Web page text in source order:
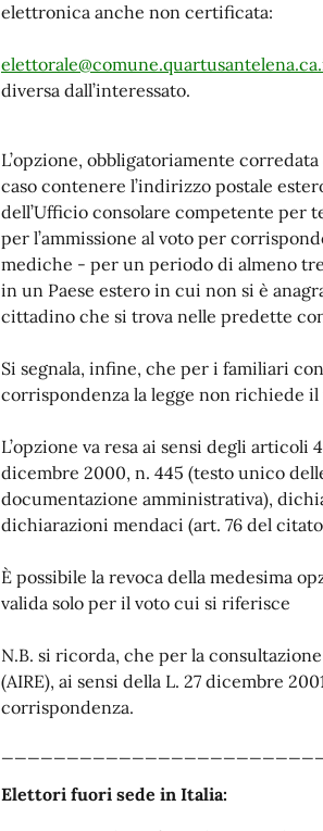
elettronica anche non certificata:
diversa dall’interessato.
L’opzione, obbligatoriamente
caso contenere l’indirizzo postale
dell’Ufficio consolare competente per
per l’ammissione al voto per
mediche - per un periodo di almeno
in un Paese estero in cui non si è
cittadino che si trova nelle predette
Si segnala, infine, che per i familiari
corrispondenza la legge non richiede
L’opzione va resa ai sensi degli
dicembre 2000, n. 445 (testo unico
documentazione amministrativa),
dichiarazioni mendaci (art. 76 del
È possibile la revoca della medesima
valida solo per il voto cui si riferisce
N.B. si ricorda, che per la
(AIRE), ai sensi della L. 27 dicembre
corrispondenza.
Elettori fuori sede in Italia: